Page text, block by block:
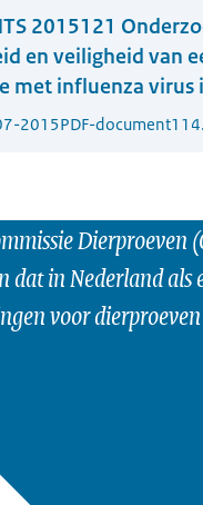
2015121
en veiligheid van
met influenza virus
2015PDF-document
Dierproeven
dat in Nederland als
voor